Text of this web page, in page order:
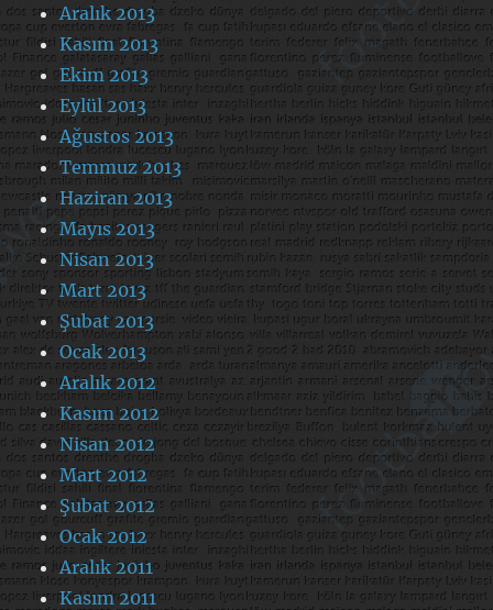
Aralık 2013
Kasım 2013
Ekim 2013
Eylül 2013
Ağustos 2013
Temmuz 2013
Haziran 2013
Mayıs 2013
Nisan 2013
Mart 2013
Şubat 2013
Ocak 2013
Aralık 2012
Kasım 2012
Nisan 2012
Mart 2012
Şubat 2012
Ocak 2012
Aralık 2011
Kasım 2011